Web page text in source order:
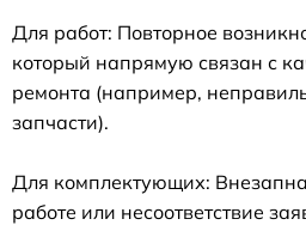
Для работ: Повторное
который напрямую связан с
ремонта (например,
запчасти).
Для комплектующих:
работе или несоответствие